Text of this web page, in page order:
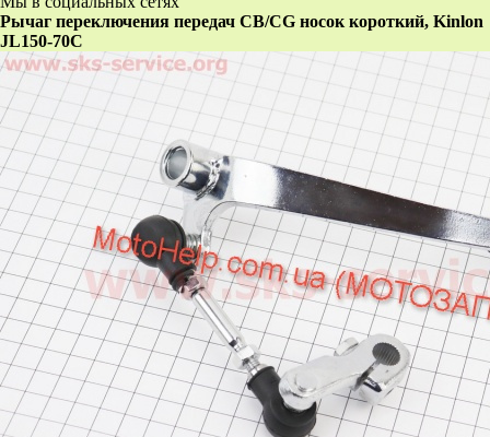
Рычаг переключения передач CB/CG носок короткий, Kinlon
JL150-70C